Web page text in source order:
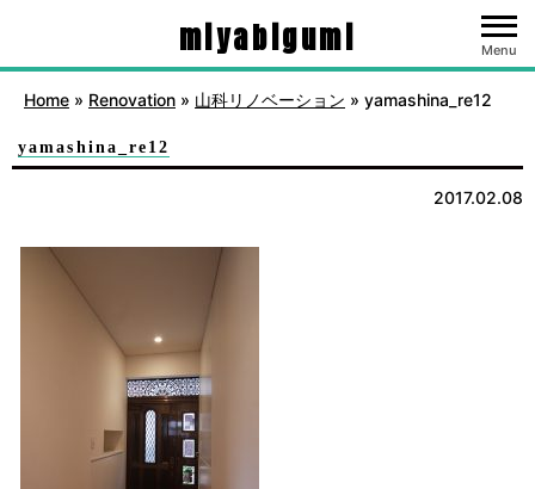
miyabigumi Menu
Home » Renovation » 山科リノベーション » yamashina_re12
yamashina_re12
2017.02.08